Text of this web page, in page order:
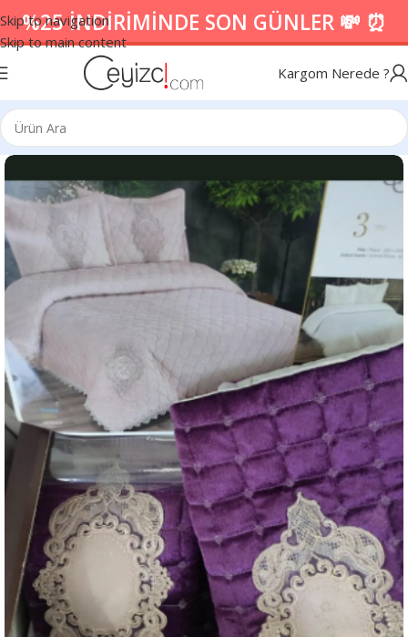
Skip to navigation
Skip to main content
%25 İNDİRİMİNDE SON GÜNLER 💸 ⏰
Kargom Nerede ?